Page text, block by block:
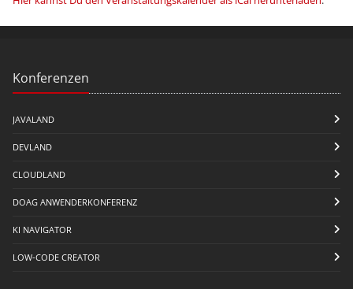
Konferenzen
JAVALAND
DEVLAND
CLOUDLAND
DOAG ANWENDERKONFERENZ
KI NAVIGATOR
LOW-CODE CREATOR